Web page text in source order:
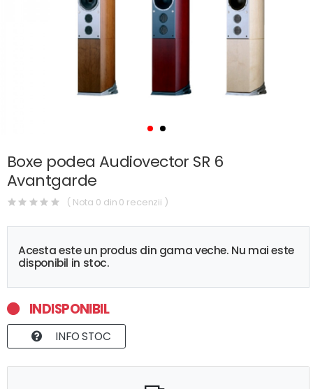
Boxe podea Audiovector SR 6
Avantgarde
( Nota 0 din 0 recenzii )
Acesta este un produs din gama veche. Nu mai este
disponibil in stoc.
INDISPONIBIL
INFO STOC